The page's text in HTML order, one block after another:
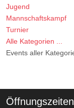
Jugend
Mannschaftskampf
Turnier
Alle Kategorien ...
Events aller
Öffnungszeiten